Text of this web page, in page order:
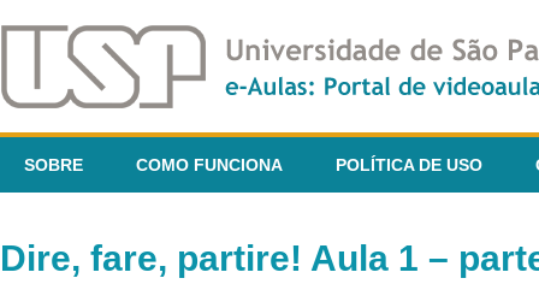
SOBRE COMO FUNCIONA POLÍTICA DE USO
Dire, fare, partire! Aula 1 –